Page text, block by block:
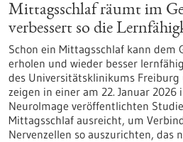
Mittagsschlaf räumt im
verbessert so die
Schon ein Mittagsschlaf kann dem
erholen und wieder besser
des Universitätsklinikums
zeigen in einer am 22. Januar 2026
NeuroImage veröffentlichten
Mittagsschlaf ausreicht, um
Nervenzellen so auszurichten, das